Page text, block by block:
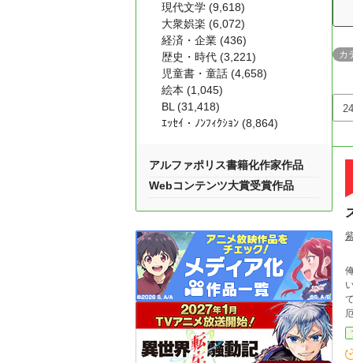
カ
てく
現代文学 (9,618)
大衆娯楽 (6,072)
経済・企業 (436)
歴史・時代 (3,221)
児童書・童話 (4,658)
絵本 (1,045)
BL (31,418)
ｴｯｾｲ・ﾉﾝﾌｨｸｼｮﾝ (8,864)
アルファポリス書籍化作家作品
Webコンテンツ大賞受賞作品